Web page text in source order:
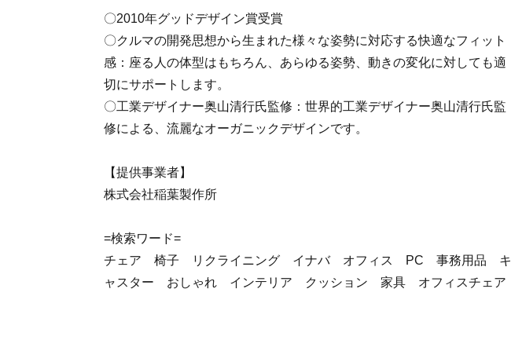
〇2010年グッドデザイン賞受賞
〇クルマの開発思想から生まれた様々な姿勢に対応する快適なフィット
感：座る人の体型はもちろん、あらゆる姿勢、動きの変化に対しても適
切にサポートします。
〇工業デザイナー奥山清行氏監修：世界的工業デザイナー奥山清行氏監
修による、流麗なオーガニックデザインです。
【提供事業者】
株式会社稲葉製作所
=検索ワード=
チェア 椅子 リクライニング イナバ オフィス PC 事務用品 キ
ャスター おしゃれ インテリア クッション 家具 オフィスチェア